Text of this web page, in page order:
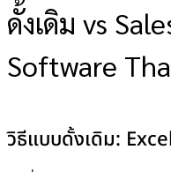
ดั้งเดิม vs
Software
วิธีแบบดั้งเดิม: